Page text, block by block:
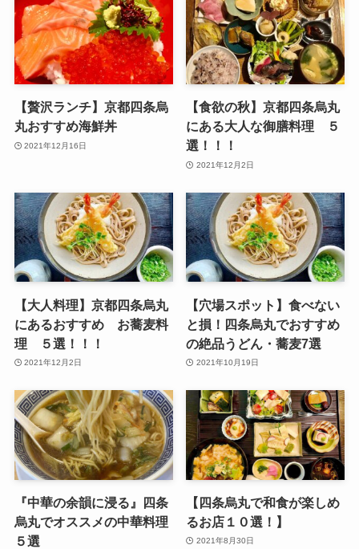
【贅沢ランチ】京都四条烏
丸おすすめ海鮮丼
2021年12月16日
【食欲の秋】京都四条烏丸
にある大人な御膳料理 ５
選！！！
2021年12月2日
【大人料理】京都四条烏丸
にあるおすすめ お蕎麦料
理 ５選！！！
2021年12月2日
【穴場スポット】食べない
と損！四条烏丸でおすすめ
の絶品うどん・蕎麦7選
2021年10月19日
『中華の余韻に浸る』四条
烏丸でオススメの中華料理
５選
【四条烏丸で和食が楽しめ
るお店１０選！】
2021年8月30日